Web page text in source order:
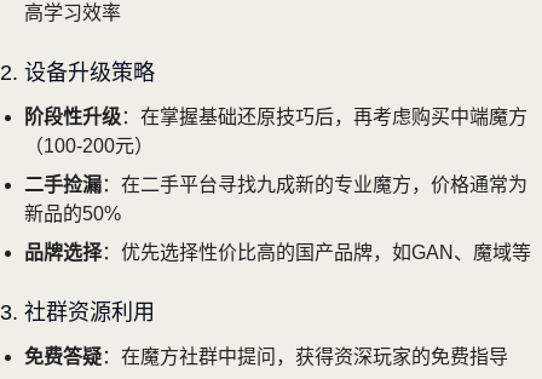
高学习效率
2. 设备升级策略
阶段性升级：在掌握基础还原技巧后，再考虑购买中端魔方
（100-200元）
二手捡漏：在二手平台寻找九成新的专业魔方，价格通常为
新品的50%
品牌选择：优先选择性价比高的国产品牌，如GAN、魔域等
3. 社群资源利用
免费答疑：在魔方社群中提问，获得资深玩家的免费指导